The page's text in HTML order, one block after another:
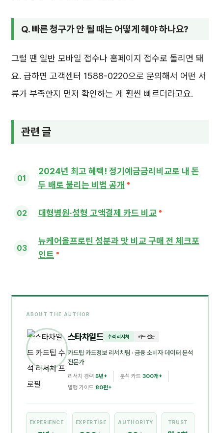
Q. 빠른 청구가 안 될 때는 어떻게 해야 하나요?
그럴 땐 일반 모바일 접수나 홈페이지 접수로 돌리면 돼
요. 급하면 고객센터 1588-0220으로 문의해서 어떤 서
류가 부족한지 먼저 확인하는 게 훨씬 빠르더라고요.
관련 글
2024년 최고 혜택! 정기예금금리비교로 내 돈
두 배로 불리는 비법 공개
대형병원·성형 고액결제 카드 비교
뉴케어올프로틴 성분과 맛 비교 구매 전 체크포
인트
ABOUT THE AUTHOR
스타차일드 수석 리서처 카드 전문
카드팁 카드정보 리서치팀 · 금융 소비자 데이터 분석
전문가
리서치 경력 5년+ 분석 카드 300개+
발행 가이드 80편+
EXPERIENCE EXPERTISE AUTHORITY TRUST